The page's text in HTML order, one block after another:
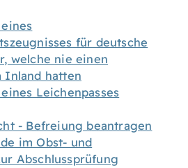
für deutsche
welche nie einen
Inland hatten
Leichenpasses
- Befreiung beantragen
im Obst- und
Abschlussprüfung